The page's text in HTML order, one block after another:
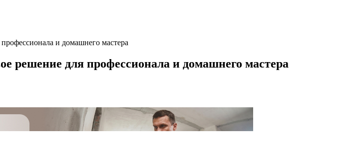
и домашнего мастера
решение для профессионала и домашнего мастера